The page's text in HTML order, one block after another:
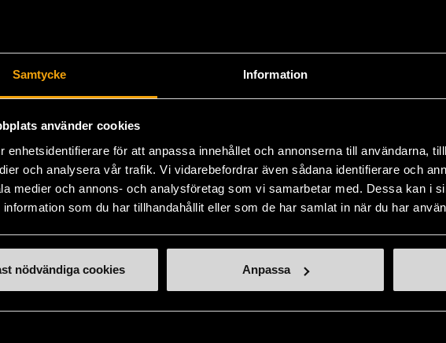
Samtycke Information
använder cookies
enhetsidentifierare för att anpassa innehållet och annonserna till användarna,
och analysera vår trafik. Vi vidarebefordrar även sådana identifierare och
medier och annons- och analysföretag som vi samarbetar med. Dessa kan i
information som du har tillhandahållit eller som de har samlat in när du har
nödvändiga cookies Anpassa
Produkten är
Fri frakt på alla